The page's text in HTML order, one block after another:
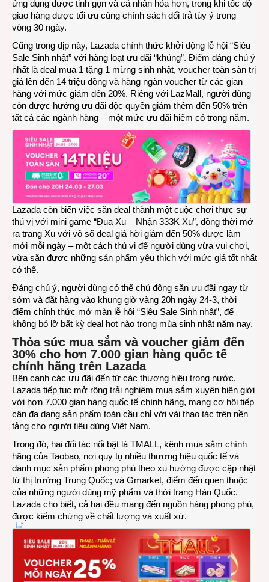
ứng dụng được tinh gọn và cá nhân hóa hơn, trong khi tốc độ
giao hàng được tối ưu cùng chính sách đổi trả tùy ý trong
vòng 30 ngày.
Cũng trong dịp này, Lazada chính thức khởi động lễ hội “Siêu
Sale Sinh nhật” với hàng loạt ưu đãi “khủng”. Điểm đáng chú ý
nhất là deal mua 1 tặng 1 mừng sinh nhật, voucher toàn sàn trị
giá lên đến 14 triệu đồng và hàng ngàn voucher từ các gian
hàng với mức giảm đến 20%. Riêng với LazMall, người dùng
còn được hưởng ưu đãi độc quyền giảm thêm đến 50% trên
tất cả các ngành hàng – một mức ưu đãi hiếm có trong năm.
Lazada còn biến việc săn deal thành một cuộc chơi thực sự
thú vị với mini game “Đua Xu – Nhận 333K Xu”, đồng thời mở
ra trang Xu với vô số deal giá hời giảm đến 50% được làm
mới mỗi ngày – một cách thú vị để người dùng vừa vui chơi,
vừa săn được những sản phẩm yêu thích với mức giá tốt nhất
có thể.
Đáng chú ý, người dùng có thể chủ động săn ưu đãi ngay từ
sớm và đặt hàng vào khung giờ vàng 20h ngày 24-3, thời
điểm chính thức mở màn lễ hội “Siêu Sale Sinh nhật”, để
không bỏ lỡ bất kỳ deal hot nào trong mùa sinh nhật năm nay.
Thỏa sức mua sắm và voucher giảm đến
30% cho hơn 7.000 gian hàng quốc tế
chính hãng trên Lazada
Bên cạnh các ưu đãi đến từ các thương hiệu trong nước,
Lazada tiếp tục mở rộng trải nghiệm mua sắm xuyên biên giới
với hơn 7.000 gian hàng quốc tế chính hãng, mang cơ hội tiếp
cận đa dạng sản phẩm toàn cầu chỉ với vài thao tác trên nền
tảng cho người tiêu dùng Việt Nam.
Trong đó, hai đối tác nổi bật là TMALL, kênh mua sắm chính
hãng của Taobao, nơi quy tụ nhiều thương hiệu quốc tế và
danh mục sản phẩm phong phú theo xu hướng được cập nhật
từ thị trường Trung Quốc; và Gmarket, điểm đến quen thuộc
của những người dùng mỹ phẩm và thời trang Hàn Quốc.
Lazada cho biết, cả hai đều mang đến nguồn hàng phong phú,
được kiểm chứng về chất lượng và xuất xứ.